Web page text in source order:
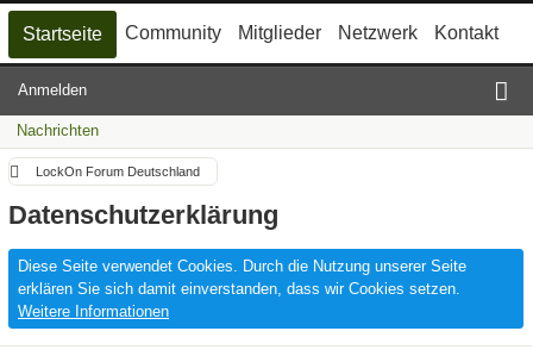
Startseite Community Mitglieder Netzwerk Kontakt
Anmelden
Nachrichten
LockOn Forum Deutschland
Datenschutzerklärung
Diese Seite verwendet Cookies. Durch die Nutzung unserer Seite
erklären Sie sich damit einverstanden, dass wir Cookies setzen.
Weitere Informationen